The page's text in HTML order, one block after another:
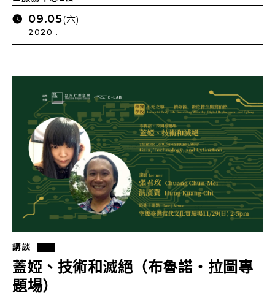
09.05(六)
2020 .
講談
蓋婭、技術和滅絕（布魯諾・拉圖專
題場）